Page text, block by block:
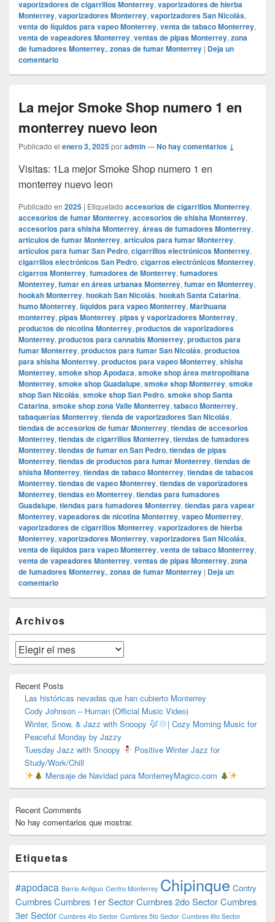
vaporizadores de cigarrillos Monterrey, vaporizadores de hierba
Monterrey, vaporizadores Monterrey, vaporizadores San Nicolás,
venta de líquidos para vapeo Monterrey, venta de tabaco Monterrey,
venta de vapeadores Monterrey, ventas de pipas Monterrey, zona
de fumadores Monterrey., zonas de fumar Monterrey | Deja un
comentario
La mejor Smoke Shop numero 1 en
monterrey nuevo leon
Publicado el enero 3, 2025poradmin—No hay comentarios ↓
Visitas: 1La mejor Smoke Shop numero 1 en
monterrey nuevo leon
Publicado en 2025 | Etiquetado accesorios de cigarrillos Monterrey,
accesorios de fumar Monterrey, accesorios de shisha Monterrey,
accesorios para shisha Monterrey, áreas de fumadores Monterrey,
artículos de fumar Monterrey, artículos para fumar Monterrey,
artículos para fumar San Pedro, cigarrillos electrónicos Monterrey,
cigarrillos electrónicos San Pedro, cigarros electrónicos Monterrey,
cigarros Monterrey, fumadores de Monterrey, fumadores
Monterrey, fumar en áreas urbanas Monterrey, fumar en Monterrey,
hookah Monterrey, hookah San Nicolás, hookah Santa Catarina,
humo Monterrey, líquidos para vapeo Monterrey, Marihuana
monterrey, pipas Monterrey, pipas y vaporizadores Monterrey,
productos de nicotina Monterrey, productos de vaporizadores
Monterrey, productos para cannabis Monterrey, productos para
fumar Monterrey, productos para fumar San Nicolás, productos
para shisha Monterrey, productos para vapeo Monterrey, shisha
Monterrey, smoke shop Apodaca, smoke shop área metropolitana
Monterrey, smoke shop Guadalupe, smoke shop Monterrey, smoke
shop San Nicolás, smoke shop San Pedro, smoke shop Santa
Catarina, smoke shop zona Valle Monterrey, tabaco Monterrey,
tabaquerías Monterrey, tienda de vaporizadores San Nicolás,
tiendas de accesorios de fumar Monterrey, tiendas de accesorios
Monterrey, tiendas de cigarrillos Monterrey, tiendas de fumadores
Monterrey, tiendas de fumar en San Pedro, tiendas de pipas
Monterrey, tiendas de productos para fumar Monterrey, tiendas de
shisha Monterrey, tiendas de tabaco Monterrey, tiendas de tabacos
Monterrey, tiendas de vapeo Monterrey, tiendas de vaporizadores
Monterrey, tiendas en Monterrey, tiendas para fumadores
Guadalupe, tiendas para fumadores Monterrey, tiendas para vapear
Monterrey, vapeadores de nicotina Monterrey, vapeo Monterrey,
vaporizadores de cigarrillos Monterrey, vaporizadores de hierba
Monterrey, vaporizadores Monterrey, vaporizadores San Nicolás,
venta de líquidos para vapeo Monterrey, venta de tabaco Monterrey,
venta de vapeadores Monterrey, ventas de pipas Monterrey, zona
de fumadores Monterrey., zonas de fumar Monterrey | Deja un
comentario
área
de
widget
barra
lateral
Archivos
Archivos
Recent Posts
Las históricas nevadas que han cubierto Monterrey
Cody Johnson – Human (Official Music Video)
Winter, Snow, & Jazz with Snoopy
| Cozy Morning Music for
Peaceful Monday by Jazzy
Tuesday Jazz with Snoopy
Positive Winter Jazz for
Study/Work/Chill
Mensaje de Navidad para MonterreyMagico.com
Recent Comments
No hay comentarios que mostrar.
Etiquetas
#apodaca Barrio Antiguo Centro Monterrey Chipinque Contry
CumbresCumbres 1er SectorCumbres 2do SectorCumbres
3er Sector Cumbres 4to Sector Cumbres 5to Sector Cumbres 6to Sector